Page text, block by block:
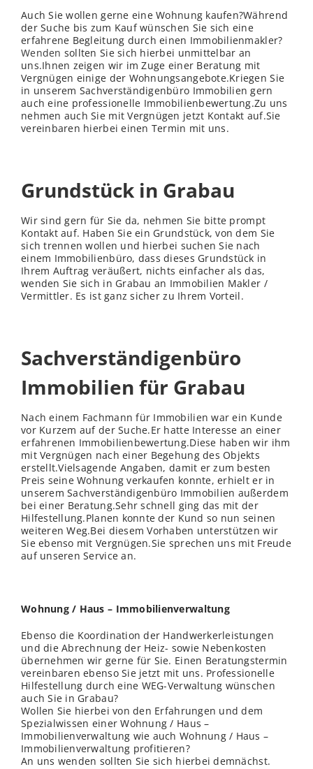
Auch Sie wollen gerne eine Wohnung kaufen?Während
der Suche bis zum Kauf wünschen Sie sich eine
erfahrene Begleitung durch einen Immobilienmakler?
Wenden sollten Sie sich hierbei unmittelbar an
uns.Ihnen zeigen wir im Zuge einer Beratung mit
Vergnügen einige der Wohnungsangebote.Kriegen Sie
in unserem Sachverständigenbüro Immobilien gern
auch eine professionelle Immobilienbewertung.Zu uns
nehmen auch Sie mit Vergnügen jetzt Kontakt auf.Sie
vereinbaren hierbei einen Termin mit uns.
Grundstück in Grabau
Wir sind gern für Sie da, nehmen Sie bitte prompt
Kontakt auf. Haben Sie ein Grundstück, von dem Sie
sich trennen wollen und hierbei suchen Sie nach
einem Immobilienbüro, dass dieses Grundstück in
Ihrem Auftrag veräußert, nichts einfacher als das,
wenden Sie sich in Grabau an Immobilien Makler /
Vermittler. Es ist ganz sicher zu Ihrem Vorteil.
Sachverständigenbüro
Immobilien für Grabau
Nach einem Fachmann für Immobilien war ein Kunde
vor Kurzem auf der Suche.Er hatte Interesse an einer
erfahrenen Immobilienbewertung.Diese haben wir ihm
mit Vergnügen nach einer Begehung des Objekts
erstellt.Vielsagende Angaben, damit er zum besten
Preis seine Wohnung verkaufen konnte, erhielt er in
unserem Sachverständigenbüro Immobilien außerdem
bei einer Beratung.Sehr schnell ging das mit der
Hilfestellung.Planen konnte der Kund so nun seinen
weiteren Weg.Bei diesem Vorhaben unterstützen wir
Sie ebenso mit Vergnügen.Sie sprechen uns mit Freude
auf unseren Service an.
Wohnung / Haus – Immobilienverwaltung
Ebenso die Koordination der Handwerkerleistungen
und die Abrechnung der Heiz- sowie Nebenkosten
übernehmen wir gerne für Sie. Einen Beratungstermin
vereinbaren ebenso Sie jetzt mit uns. Professionelle
Hilfestellung durch eine WEG-Verwaltung wünschen
auch Sie in Grabau?
Wollen Sie hierbei von den Erfahrungen und dem
Spezialwissen einer Wohnung / Haus –
Immobilienverwaltung wie auch Wohnung / Haus –
Immobilienverwaltung profitieren?
An uns wenden sollten Sie sich hierbei demnächst.